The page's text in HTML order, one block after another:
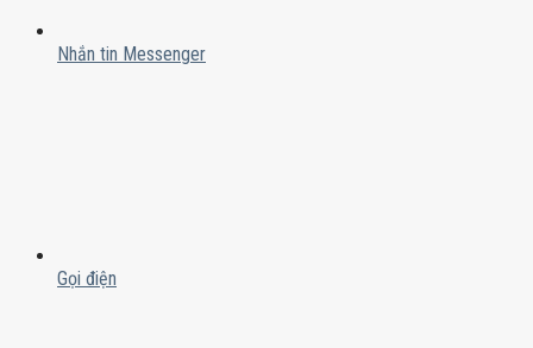
Nhắn tin Messenger
Gọi điện